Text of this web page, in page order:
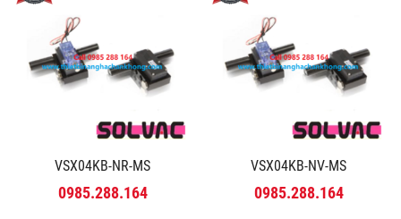
VSX04KB-NR-MS
0985.288.164
VSX04KB-NV-MS
0985.288.164